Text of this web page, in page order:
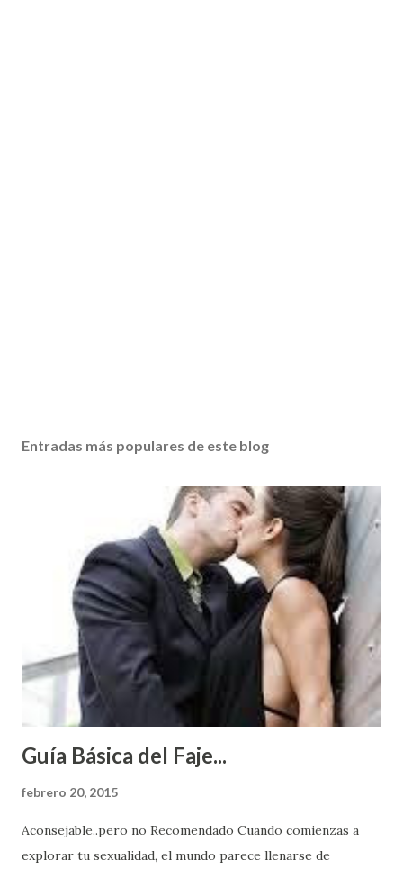
Entradas más populares de este blog
Guía Básica del Faje...
febrero 20, 2015
Aconsejable..pero no Recomendado Cuando comienzas a
explorar tu sexualidad, el mundo parece llenarse de